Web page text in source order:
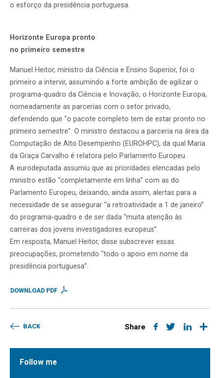
o esforço da presidência portuguesa.
Horizonte Europa pronto
no primeiro semestre
Manuel Heitor, ministro da Ciência e Ensino Superior, foi o
primeiro a intervir, assumindo a forte ambição de agilizar o
programa-quadro da Ciência e Inovação, o Horizonte Europa,
nomeadamente as parcerias com o setor privado,
defendendo que “o pacote completo tem de estar pronto no
primeiro semestre”. O ministro destacou a parceria na área da
Computação de Alto Desempenho (EUROHPC), da qual Maria
da Graça Carvalho é relatora pelo Parlamento Europeu.
A eurodeputada assumiu que as prioridades elencadas pelo
ministro estão “completamente em linha” com as do
Parlamento Europeu, deixando, ainda assim, alertas para a
necessidade de se assegurar “a retroatividade a 1 de janeiro”
do programa-quadro e de ser dada “muita atenção às
carreiras dos jovens investigadores europeus”.
Em resposta, Manuel Heitor, disse subscrever essas
preocupações, prometendo “todo o apoio em nome da
presidência portuguesa”.
DOWNLOAD PDF
BACK Share
Follow me